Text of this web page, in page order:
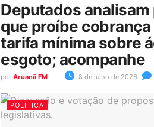
Deputados
que proíbe cobrança
tarifa mínima sobre
esgoto; acompanhe
por Aruanã FM 8 de julho de 2026
POLÍTICA